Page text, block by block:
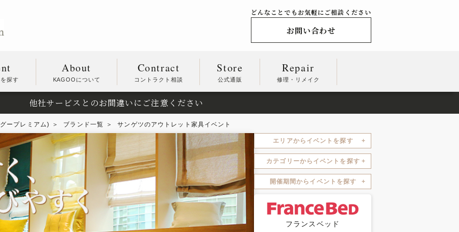
どんなことでもお気軽にご相談ください
お問い合わせ
探す
About
KAGOOについて
Contract
コントラクト相談
Store
公式通販
Repair
修理・リメイク
他社サービスとのお間違いにご注意ください
ープレミアム) ブランド一覧 サンゲツのアウトレット家具イベント
エリアからイベントを探す
カテゴリーからイベントを探す
開催期間からイベントを探す
フランスベッド